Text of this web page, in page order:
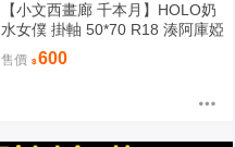
【小文西畫廊 千本月】HOLO奶
水女僕 掛軸 50*70 R18 湊阿庫婭
阿夸 沙花叉 虎鯨 雪花菈米 塞萊
希·法娜 Fauna 白銀諾艾爾 團長
娜·惑星諾瓦 Moona【FF47場前
售價 600